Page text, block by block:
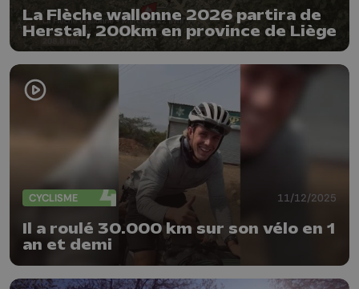
La Flèche wallonne 2026 partira de
Herstal, 200km en province de Liège
CYCLISME 11/12/2025
Il a roulé 30.000 km sur son vélo en 1
an et demi